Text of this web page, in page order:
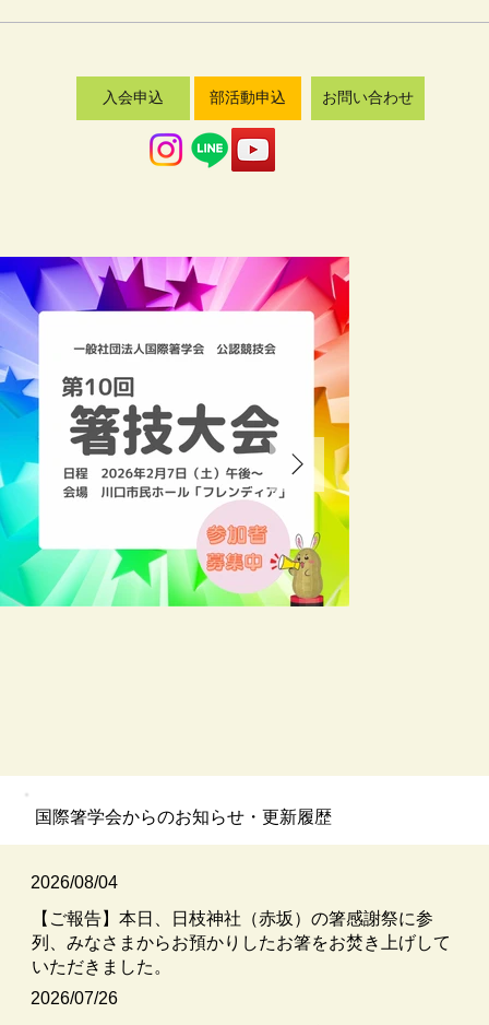
お問い合わせ
部活動申込
入会申込
​国際箸学会からのお知らせ・更新履歴
2026/08/04
【ご報告】本日、日枝神社（赤坂）の箸感謝祭に参
列、みなさまからお預かりしたお箸をお焚き上げして
いただきました。
2026/07/26